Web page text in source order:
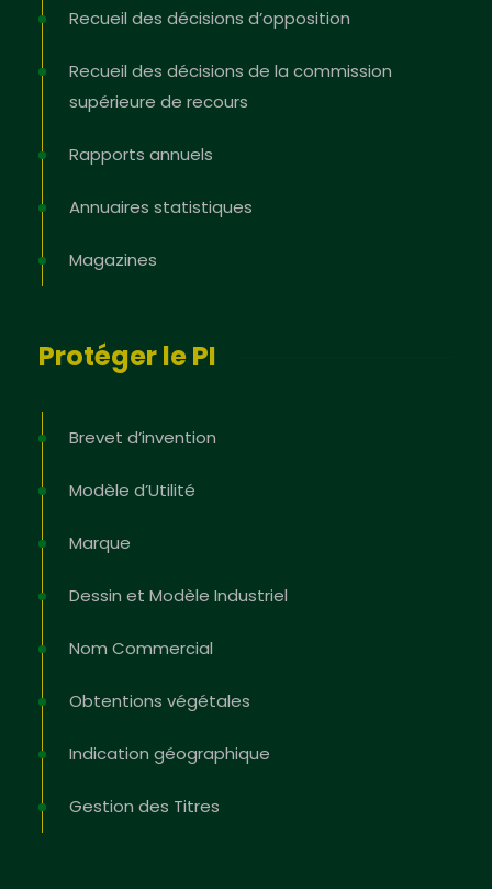
Recueil des décisions d’opposition
Recueil des décisions de la commission
supérieure de recours
Rapports annuels
Annuaires statistiques
Magazines
Protéger le PI
Brevet d’invention
Modèle d’Utilité
Marque
Dessin et Modèle Industriel
Nom Commercial
Obtentions végétales
Indication géographique
Gestion des Titres